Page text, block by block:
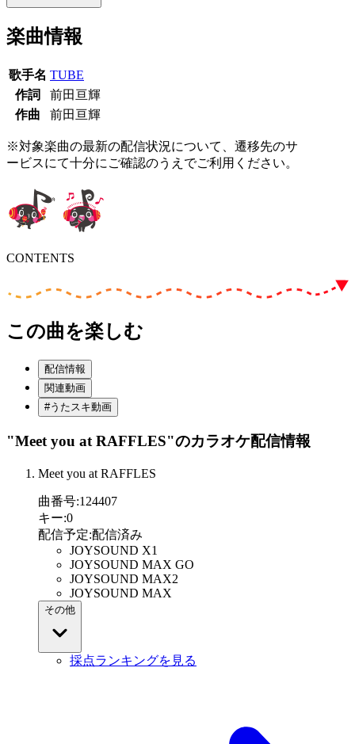
楽曲情報
歌手名 TUBE
作詞
前田亘輝
作曲
前田亘輝
※対象楽曲の最新の配信状況について、遷移先のサ
ービスにて十分にご確認のうえでご利用ください。
CONTENTS
この曲を楽しむ
配信情報
関連動画
#うたスキ動画
"Meet you at RAFFLES"のカラオケ配信情報
Meet you at RAFFLES
曲番号:124407
キー:0
配信予定:配信済み
JOYSOUND X1
JOYSOUND MAX GO
JOYSOUND MAX2
JOYSOUND MAX
その他
採点ランキングを見る